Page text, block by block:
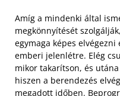
Amíg a mindenki által
megkönnyítését
egymaga képes
emberi jelenlétre. Elég
mikor takarítson, és
hiszen a berendezés
megadott időben.